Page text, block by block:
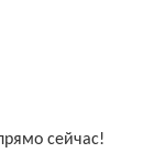
сейчас!